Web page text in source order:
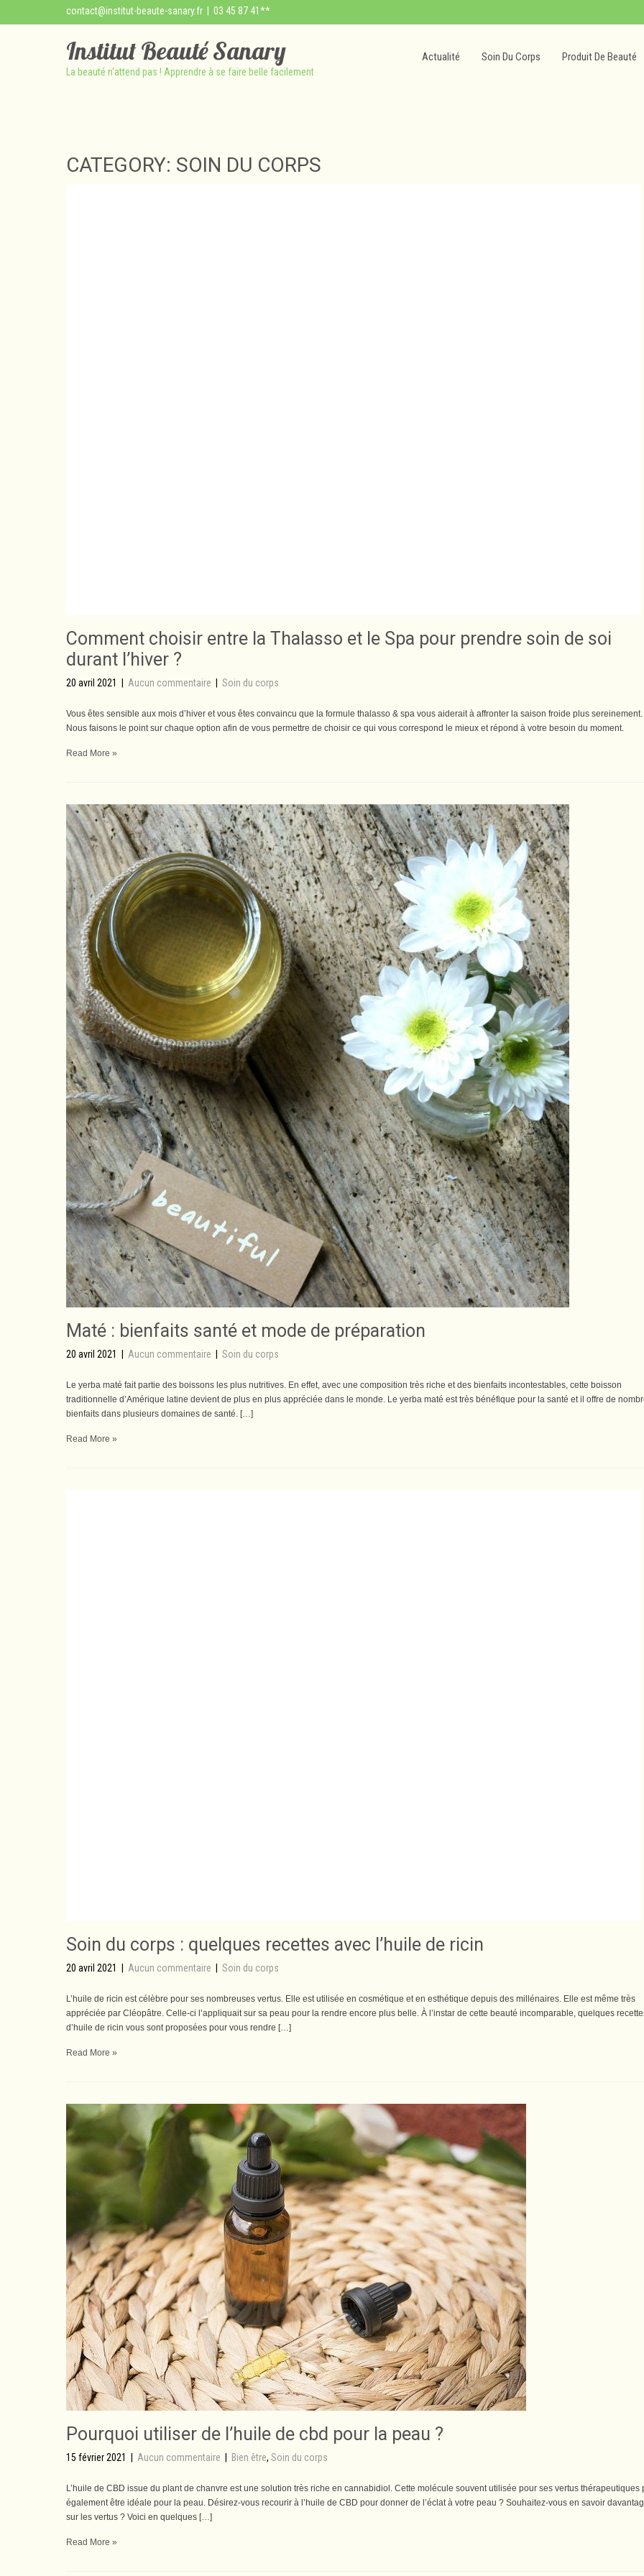
contact@institut-beaute-sanary.fr | 03 45 87 41**
Institut Beauté Sanary
La beauté n'attend pas ! Apprendre à se faire belle facilement
Actualité Soin Du Corps Produit De Beauté
CATEGORY: SOIN DU CORPS
Comment choisir entre la Thalasso et le Spa pour prendre soin de soi
durant l’hiver ?
20 avril 2021 Aucun commentaire Soin du corps
Vous êtes sensible aux mois d’hiver et vous êtes convaincu que la formule thalasso & spa vous aiderait à affronter la saison froide plus sereinement.
Nous faisons le point sur chaque option afin de vous permettre de choisir ce qui vous correspond le mieux et répond à votre besoin du moment.
Read More »
Maté : bienfaits santé et mode de préparation
20 avril 2021 Aucun commentaire Soin du corps
Le yerba maté fait partie des boissons les plus nutritives. En effet, avec une composition très riche et des bienfaits incontestables, cette boisson
traditionnelle d’Amérique latine devient de plus en plus appréciée dans le monde. Le yerba maté est très bénéfique pour la santé et il offre de
bienfaits dans plusieurs domaines de santé. […]
Read More »
Soin du corps : quelques recettes avec l’huile de ricin
20 avril 2021 Aucun commentaire Soin du corps
L’huile de ricin est célèbre pour ses nombreuses vertus. Elle est utilisée en cosmétique et en esthétique depuis des millénaires. Elle est même très
appréciée par Cléopâtre. Celle-ci l’appliquait sur sa peau pour la rendre encore plus belle. À l’instar de cette beauté incomparable, quelques
d’huile de ricin vous sont proposées pour vous rendre […]
Read More »
Pourquoi utiliser de l’huile de cbd pour la peau ?
15 février 2021 Aucun commentaire Bien être, Soin du corps
L’huile de CBD issue du plant de chanvre est une solution très riche en cannabidiol. Cette molécule souvent utilisée pour ses vertus thérapeutiques
également être idéale pour la peau. Désirez-vous recourir à l’huile de CBD pour donner de l’éclat à votre peau ? Souhaitez-vous en savoir
sur les vertus ? Voici en quelques […]
Read More »